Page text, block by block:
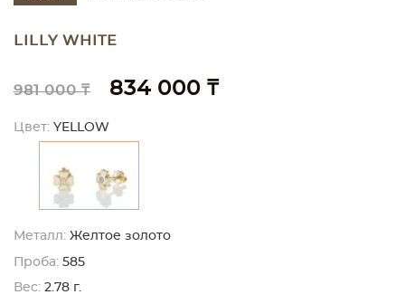
LILLY WHITE
981 000 ₸ 834 000 ₸
Цвет: YELLOW
Металл: Желтое золото
Проба: 585
Вес: 2.78 г.